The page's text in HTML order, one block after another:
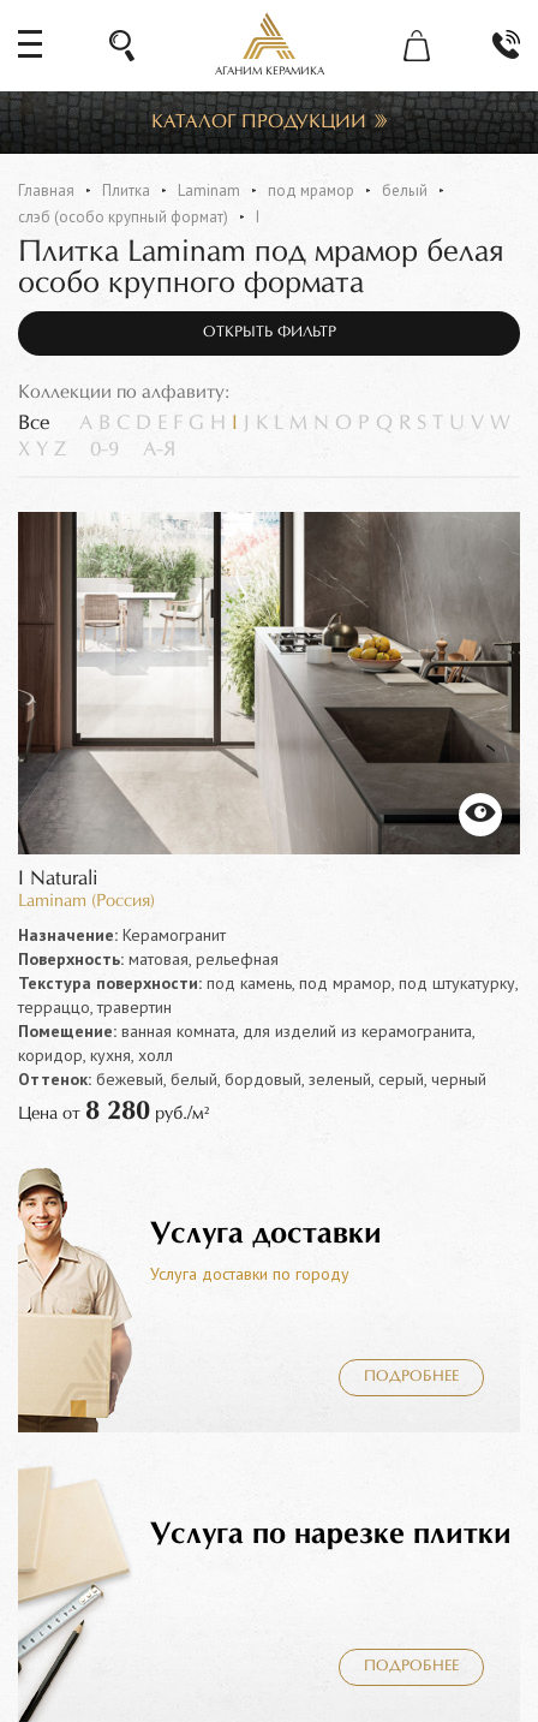
АГАНИМ КЕРАМИКА
КАТАЛОГ ПРОДУКЦИИ
Главная Плитка Laminam под мрамор
белый
слэб (особо крупный формат)
I
Плитка Laminam под мрамор белая
особо крупного формата
ОТКРЫТЬ ФИЛЬТР
Коллекции по алфавиту:
Все A B C D E F G H K L M N O P Q R S U V W
X Y Z 0-9 А-Я
I Naturali
Laminam (Россия)
Назначение: Керамогранит
Поверхность: матовая, рельефная
Текстура поверхности: под камень, под мрамор, под штукатурку,
терраццо, травертин
Помещение: ванная комната, для изделий из керамогранита,
коридор, кухня, холл
Оттенок: бежевый, белый, бордовый, зеленый, серый, черный
Цена от 8 280 руб./м²
Услуга доставки
Услуга доставки по городу
ПОДРОБНЕЕ
Услуга по нарезке плитки
ПОДРОБНЕЕ